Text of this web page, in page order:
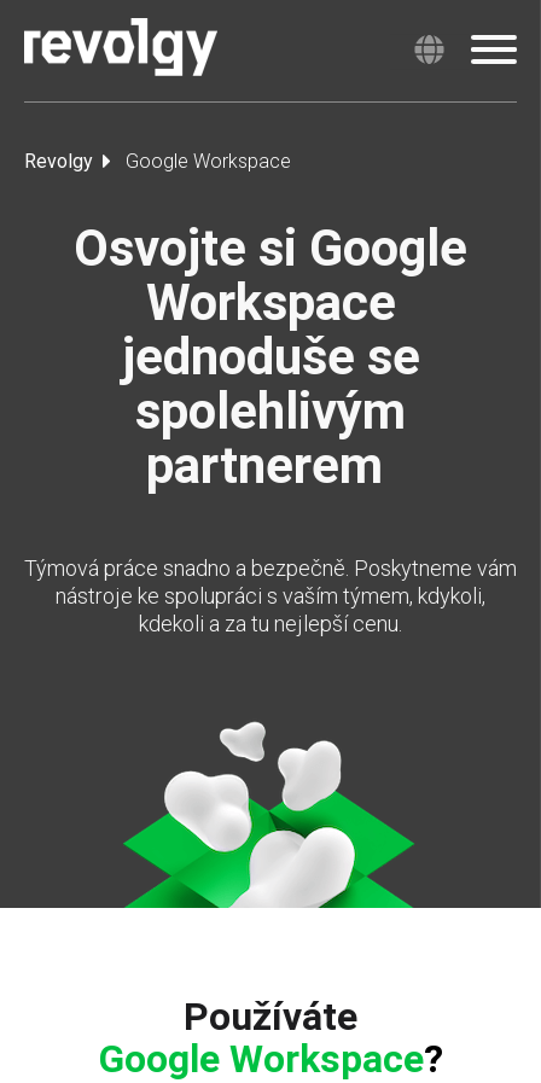
Revolgy Google Workspace
Osvojte si Google
Workspace
jednoduše se
spolehlivým
partnerem
Týmová práce snadno a bezpečně. Poskytneme vám
nástroje ke spolupráci s vaším týmem, kdykoli,
kdekoli a za tu nejlepší cenu.
Používáte
Google Workspace?